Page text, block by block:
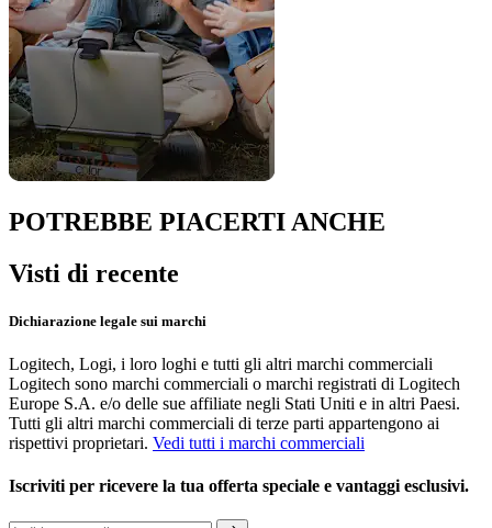
POTREBBE PIACERTI ANCHE
Visti di recente
Dichiarazione legale sui marchi
Logitech, Logi, i loro loghi e tutti gli altri marchi commerciali
Logitech sono marchi commerciali o marchi registrati di Logitech
Europe S.A. e/o delle sue affiliate negli Stati Uniti e in altri Paesi.
Tutti gli altri marchi commerciali di terze parti appartengono ai
rispettivi proprietari. Vedi tutti i marchi commerciali
Iscriviti per ricevere la tua offerta speciale e vantaggi esclusivi.